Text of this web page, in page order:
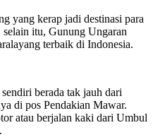
yang kerap jadi destinasi para
itu, Gunung Ungaran
terbaik di Indonesia.
berada tak jauh dari
di pos Pendakian Mawar.
atau berjalan kaki dari Umbul